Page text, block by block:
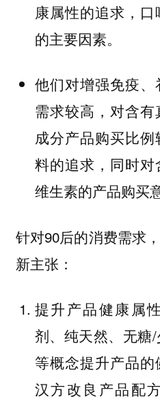
康属性的追求，
的主要因素。
他们对增强免疫
需求较高，对含
成分产品购买比
料的追求，同时对
维生素的产品购买
针对90后的消费需求
新主张：
提升产品健康属
剂、纯天然、无糖
等概念提升产品
汉方改良产品配